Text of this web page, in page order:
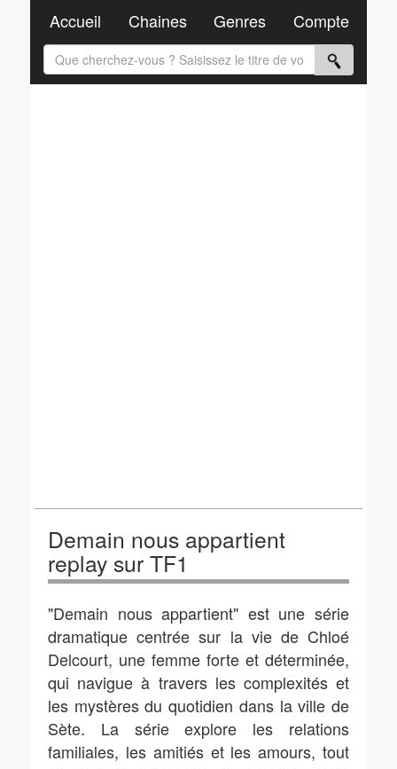
Demain nous appartient
replay sur TF1
"Demain nous appartient" est une série
dramatique centrée sur la vie de Chloé
Delcourt, une femme forte et déterminée,
qui navigue à travers les complexités et
les mystères du quotidien dans la ville de
Sète. La série explore les relations
familiales, les amitiés et les amours, tout
Accueil Chaines Genres Compte